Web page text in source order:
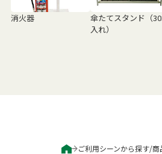
消火器
傘たてスタンド（
入れ）
ご利用シーンから探す/商